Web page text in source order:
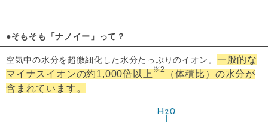
●そもそも「ナノイー」って？
空気中の水分を超微細化した水分たっぷりのイオン。 一般的な
マイナスイオンの約1,000倍以上※2
（体積比）の水分が
含まれています。